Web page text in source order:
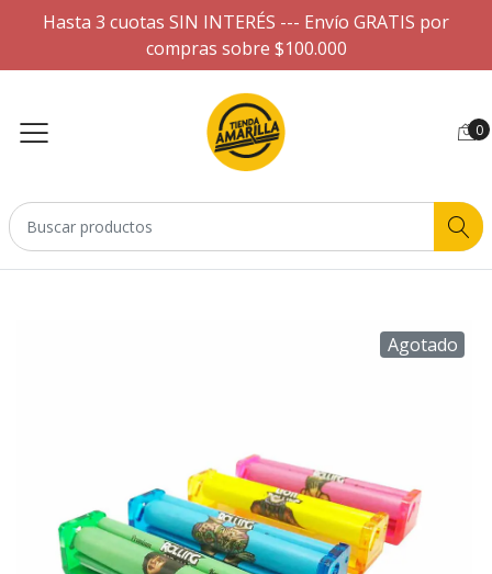
Hasta 3 cuotas SIN INTERÉS --- Envío GRATIS por
compras sobre $100.000
0
Agotado